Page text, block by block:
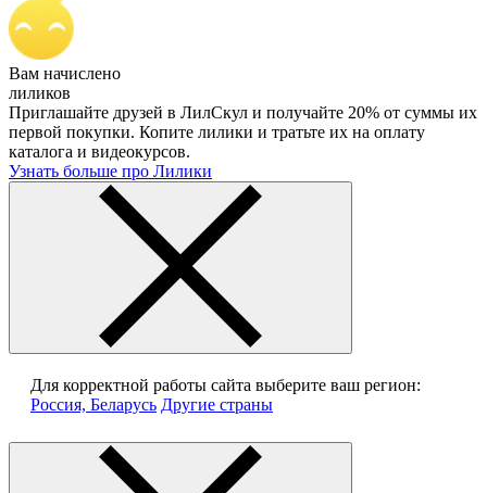
Вам начислено
лиликов
Приглашайте друзей в ЛилСкул и получайте 20% от суммы их
первой покупки. Копите лилики и тратьте их на оплату
каталога и видеокурсов.
Узнать больше про Лилики
Для корректной работы сайта выберите ваш регион:
Россия, Беларусь Другие страны